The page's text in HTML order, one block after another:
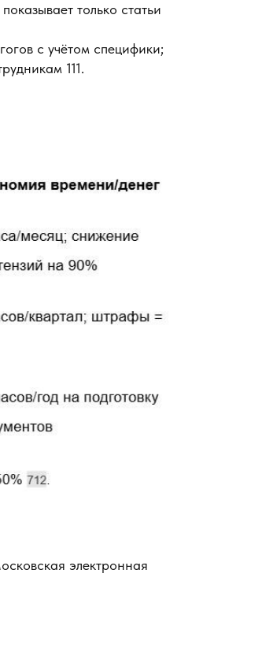
только статьи
с учётом специфики;
111.
электронная